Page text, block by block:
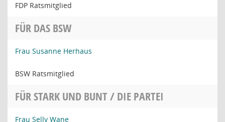
FDP Ratsmitglied
FÜR DAS BSW
Frau Susanne Herhaus
BSW Ratsmitglied
FÜR STARK UND BUNT / DIE PARTEI
Frau Selly Wane